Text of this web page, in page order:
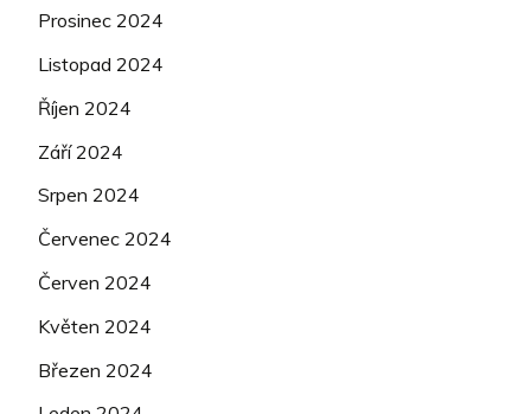
Prosinec 2024
Listopad 2024
Říjen 2024
Září 2024
Srpen 2024
Červenec 2024
Červen 2024
Květen 2024
Březen 2024